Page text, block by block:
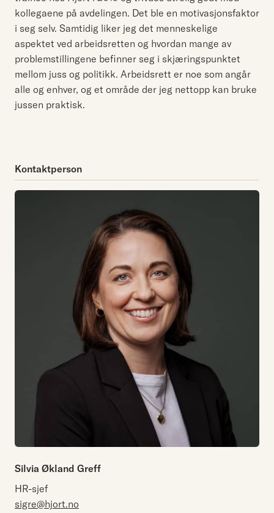
kollegaene på avdelingen. Det ble en motivasjonsfaktor
i seg selv. Samtidig liker jeg det menneskelige
aspektet ved arbeidsretten og hvordan mange av
problemstillingene befinner seg i skjæringspunktet
mellom juss og politikk. Arbeidsrett er noe som angår
alle og enhver, og et område der jeg nettopp kan bruke
jussen praktisk.
Silvia Økland Greff
HR-sjef
sigre@hjort.no
Kontaktperson